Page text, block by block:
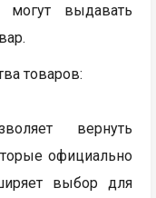
могут выдавать
товаров:
вернуть
официально
выбор для